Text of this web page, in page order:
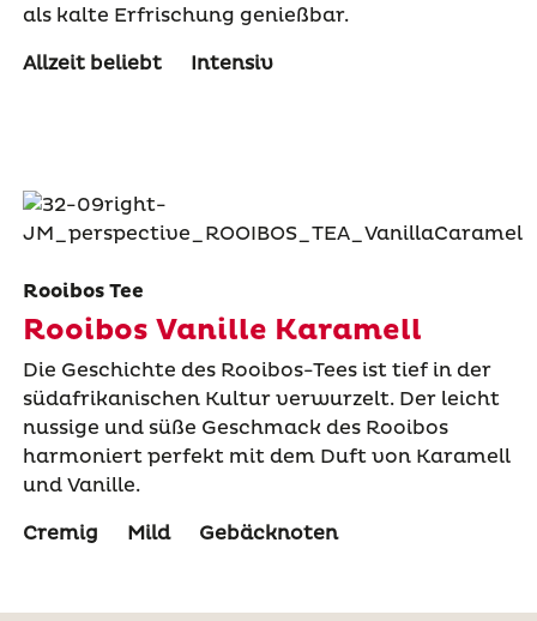
als kalte Erfrischung genießbar.
Allzeit beliebt
Intensiv
Rooibos Tee
Rooibos Vanille Karamell
Die Geschichte des Rooibos-Tees ist tief in der
südafrikanischen Kultur verwurzelt. Der leicht
nussige und süße Geschmack des Rooibos
harmoniert perfekt mit dem Duft von Karamell
und Vanille.
Cremig
Mild Gebäcknoten